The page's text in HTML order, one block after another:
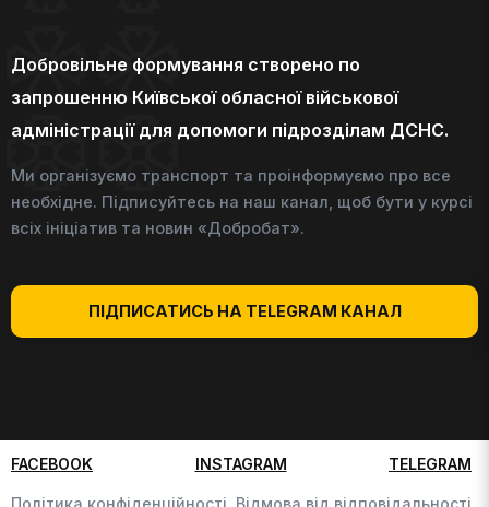
Добровільне формування створено по
запрошенню Київської обласної військової
адміністрації для допомоги підрозділам ДСНС.
Ми організуємо транспорт та проінформуємо про все
необхідне. Підписуйтесь на наш канал, щоб бути у курсі
всіх ініціатив та новин «Добробат».
ПІДПИСАТИСЬ НА TELEGRAM КАНАЛ
FACEBOOK INSTAGRAM TELEGRAM
Політика конфіденційності, Відмова від відповідальності